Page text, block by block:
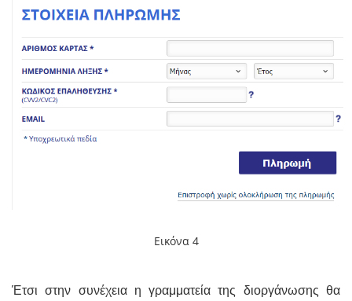
Εικόνα 4
Έτσι στην συνέχεια η γραμματεία της διοργάνωσης θα